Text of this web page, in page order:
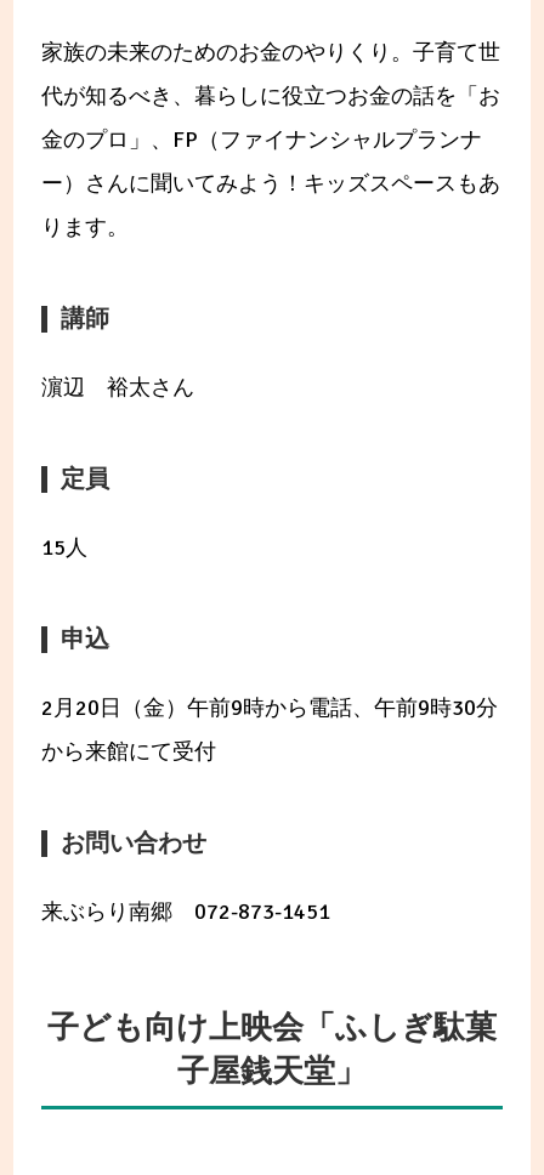
家族の未来のためのお金のやりくり。子育て世
代が知るべき、暮らしに役立つお金の話を「お
金のプロ」、FP（ファイナンシャルプランナ
ー）さんに聞いてみよう！キッズスペースもあ
ります。
講師
濵辺 裕太さん
定員
15人
申込
2月20日（金）午前9時から電話、午前9時30分
から来館にて受付
お問い合わせ
来ぶらり南郷 072-873-1451
子ども向け上映会「ふしぎ駄菓
子屋銭天堂」